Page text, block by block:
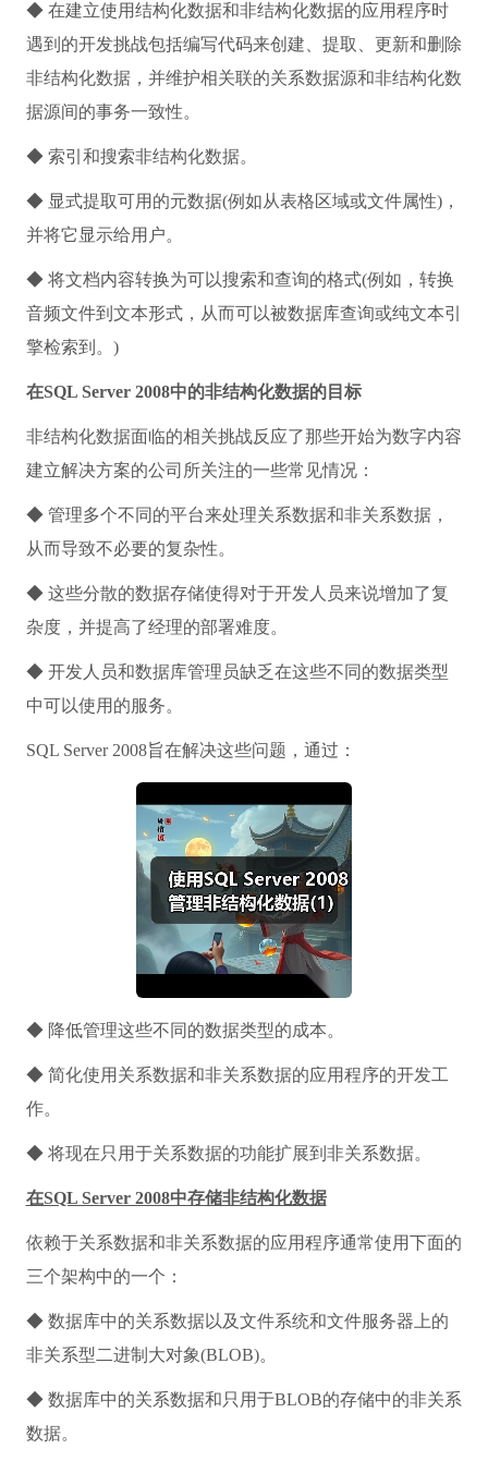
◆ 在建立使用结构化数据和非结构化数据的应用程序时
遇到的开发挑战包括编写代码来创建、提取、更新和删除
非结构化数据，并维护相关联的关系数据源和非结构化数
据源间的事务一致性。
◆ 索引和搜索非结构化数据。
◆ 显式提取可用的元数据(例如从表格区域或文件属性)，
并将它显示给用户。
◆ 将文档内容转换为可以搜索和查询的格式(例如，转换
音频文件到文本形式，从而可以被数据库查询或纯文本引
擎检索到。)
在SQL Server 2008中的非结构化数据的目标
非结构化数据面临的相关挑战反应了那些开始为数字内容
建立解决方案的公司所关注的一些常见情况：
◆ 管理多个不同的平台来处理关系数据和非关系数据，
从而导致不必要的复杂性。
◆ 这些分散的数据存储使得对于开发人员来说增加了复
杂度，并提高了经理的部署难度。
◆ 开发人员和数据库管理员缺乏在这些不同的数据类型
中可以使用的服务。
SQL Server 2008旨在解决这些问题，通过：
◆ 降低管理这些不同的数据类型的成本。
◆ 简化使用关系数据和非关系数据的应用程序的开发工
作。
◆ 将现在只用于关系数据的功能扩展到非关系数据。
在SQL Server 2008中存储非结构化数据
依赖于关系数据和非关系数据的应用程序通常使用下面的
三个架构中的一个：
◆ 数据库中的关系数据以及文件系统和文件服务器上的
非关系型二进制大对象(BLOB)。
◆ 数据库中的关系数据和只用于BLOB的存储中的非关系
数据。